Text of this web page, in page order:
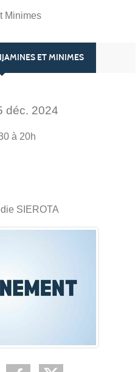
Minimes
ET MINIMES
déc. 2024
à 20h
SIEROTA